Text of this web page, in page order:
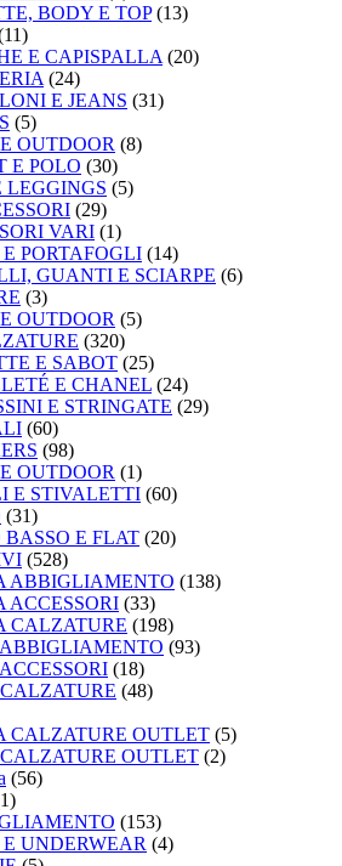
BODY E TOP (13)
E CAPISPALLA (20)
(24)
E JEANS (31)
(5)
OUTDOOR (8)
E POLO (30)
LEGGINGS (5)
(29)
VARI (1)
E PORTAFOGLI (14)
GUANTI E SCIARPE (6)
(3)
OUTDOOR (5)
(320)
E SABOT (25)
E CHANEL (24)
E STRINGATE (29)
(60)
(98)
OUTDOOR (1)
E STIVALETTI (60)
(31)
BASSO E FLAT (20)
(528)
ABBIGLIAMENTO (138)
ACCESSORI (33)
CALZATURE (198)
(93)
(18)
(48)
CALZATURE OUTLET (5)
OUTLET (2)
(56)
(153)
UNDERWEAR (4)